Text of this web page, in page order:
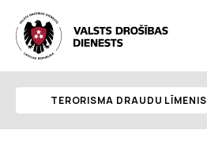
TERORISMA DRAUDU LĪMENIS